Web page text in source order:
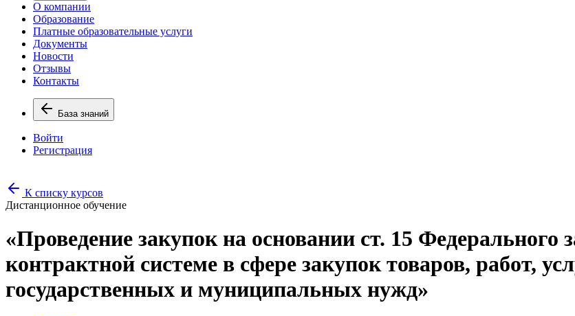
О компании
Образование
Платные образовательные услуги
Документы
Новости
Отзывы
Контакты
База знаний
Войти
Регистрация
К списку курсов
Дистанционное обучение
«Проведение закупок на основании ст. 15
контрактной системе в сфере закупок товаров, работ,
государственных и муниципальных нужд»